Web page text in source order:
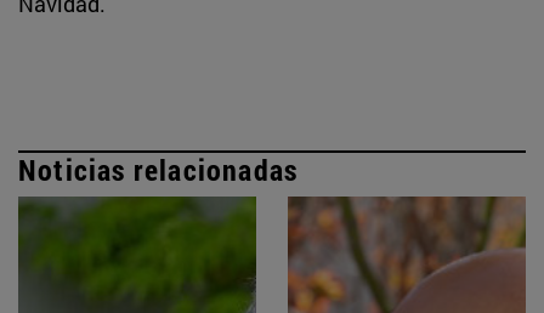
Noticias relacionadas